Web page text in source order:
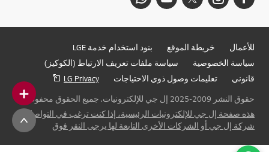
للأعمال خريطة الموقع
بنود استخدام خدمة LGE
سياسة الخصوصية
سياسة ملفات تعريف الارتباط (الكوكيز)
قانوني
تعليمات وصول ذوي الاحتياجات
LG Privacy
حقوق النشر 2009-2025 إل جي للإلكترونيات. جميع الحقوق محفوظة
هذه صفحة إل جي للإلكترونيات الرئيسية، إذا كنت ترغب في التواصل مع
شركة إل جي أو الشركات الأخرى التابعة لها يرجى النقر فوق